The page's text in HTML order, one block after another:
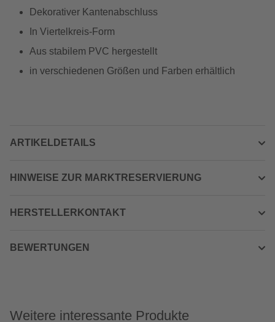
Dekorativer Kantenabschluss
In Viertelkreis-Form
Aus stabilem PVC hergestellt
in verschiedenen Größen und Farben erhältlich
ARTIKELDETAILS
HINWEISE ZUR MARKTRESERVIERUNG
HERSTELLERKONTAKT
BEWERTUNGEN
Weitere interessante Produkte